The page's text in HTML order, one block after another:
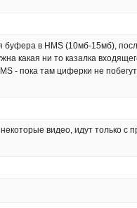
буфера в HMS (10мб-15мб),
какая ни то казалка
- пока там циферки не
видео, идут только с